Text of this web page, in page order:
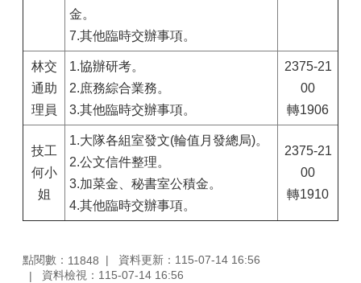
金。
7.其他臨時交辦事項。
林交
通助
理員
1.協辦研考。
2.庶務綜合業務。
3.其他臨時交辦事項。
2375-21
00
轉1906
技工
何小
姐
1.大隊各組室發文(輪值月發總局)。
2.公文信件整理。
3.加菜金、秘書室公積金。
4.其他臨時交辦事項。
2375-21
00
轉1910
點閱數： 11848
資料更新：115-07-14 16:56
資料檢視：115-07-14 16:56